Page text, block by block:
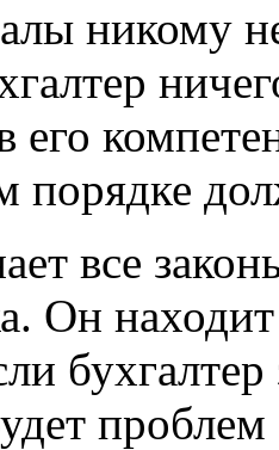
никому
его
порядке
все
Он
бухгалтер